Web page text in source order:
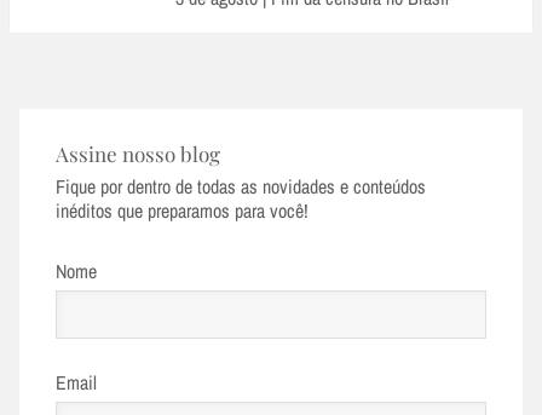
Assine nosso blog
Fique por dentro de todas as novidades e conteúdos
inéditos que preparamos para você!
Nome
Email